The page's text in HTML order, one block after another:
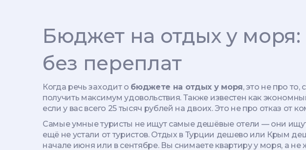
Бюджет на отдых у моря:
без переплат
Когда речь заходит о бюджете на отдых у моря,это не про то,
получить максимум удовольствия. Также известен как
если у вас всего 25 тысяч рублей на двоих.Это не про отказ от
Самые умные туристы не ищут самые дешёвые отели — они
ещё не устали от туристов. Отдых в Турции дешево или Крым
начале июня или в сентябре. Вы снимаете квартиру у моря, а не